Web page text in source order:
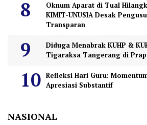
Oknum Aparat di Tual
KIMIT-UNUSIA Desak
Transparan
Diduga Menabrak KUHP &
Tigaraksa Tangerang di
Refleksi Hari Guru:
Apresiasi Substantif
NASIONAL